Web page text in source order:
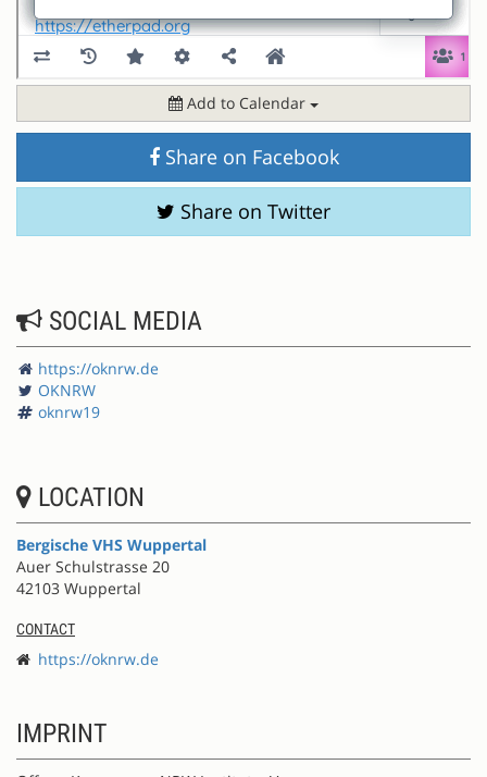
Add to Calendar
Share on Facebook
Share on Twitter
SOCIAL MEDIA
https://oknrw.de
OKNRW
oknrw19
LOCATION
Bergische VHS Wuppertal
Auer Schulstrasse 20
42103 Wuppertal
CONTACT
https://oknrw.de
IMPRINT